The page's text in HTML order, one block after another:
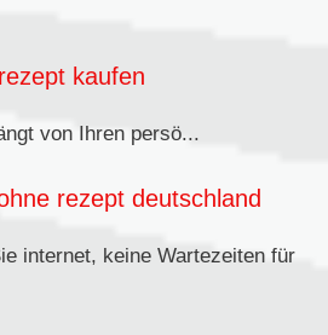
kaufen
von Ihren persö...
rezept deutschland
internet, keine Wartezeiten für